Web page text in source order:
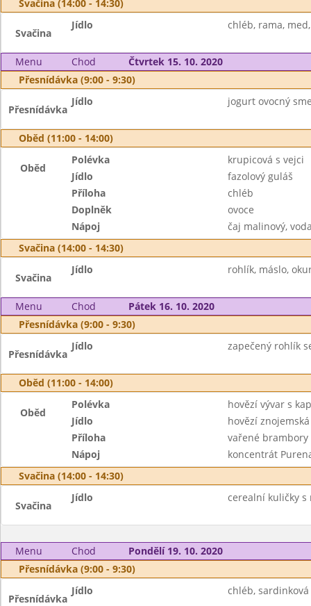
Svačina (14:00 - 14:30)
Svačina
Jídlo chléb, rama,
Menu Chod
Čtvrtek 15. 10. 2020
Přesnídávka (9:00 - 9:30)
Přesnídávka
Jídlo jogurt ovocný
Oběd (11:00 - 14:00)
Oběd
Polévka
krupicová s vejci
Jídlo
fazolový guláš
Příloha
chléb
Doplněk
ovoce
Nápoj
čaj malinový,
Svačina (14:00 - 14:30)
Svačina
Jídlo rohlík, máslo,
Menu Chod
Pátek 16. 10. 2020
Přesnídávka (9:00 - 9:30)
Přesnídávka
Jídlo zapečený rohlík
Oběd (11:00 - 14:00)
Oběd
Polévka
hovězí vývar s
Jídlo
hovězí znojemská
Příloha
vařené brambory
Nápoj
koncentrát
Svačina (14:00 - 14:30)
Svačina
Jídlo cerealní kuličky s
Menu Chod
Pondělí 19. 10. 2020
Přesnídávka (9:00 - 9:30)
Přesnídávka
Jídlo chléb,